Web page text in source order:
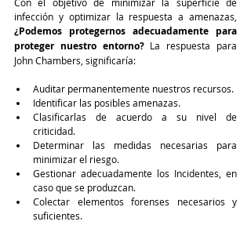
¿Podemos protegernos adecuadamente para
proteger nuestro entorno? La respuesta para
John Chambers, significaría:
Auditar permanentemente nuestros recursos.
Identificar las posibles amenazas.
Clasificarlas de acuerdo a su nivel de
criticidad.
Determinar las medidas necesarias para
minimizar el riesgo.
Gestionar adecuadamente los Incidentes, en
caso que se produzcan.
Colectar elementos forenses necesarios y
suficientes.